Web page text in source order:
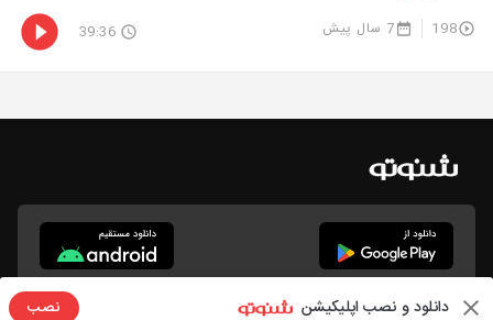
198 7 سال پیش 39:36
دانلود و نصب اپلیکیشن نصب